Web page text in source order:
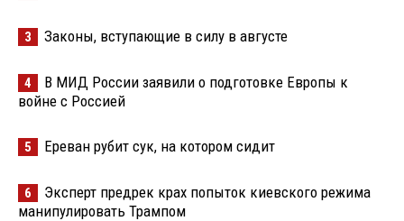
3 Законы, вступающие в силу в августе
4
В МИД России заявили о подготовке Европы к
войне с Россией
5 Ереван рубит сук, на котором сидит
6
Эксперт предрек крах попыток киевского режима
манипулировать Трампом